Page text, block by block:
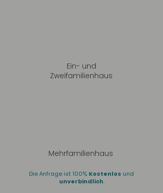
Ein- und
Zweifamilienhaus
Mehrfamilienhaus
Die Anfrage ist 100% Kostenlos und
unverbindlich.